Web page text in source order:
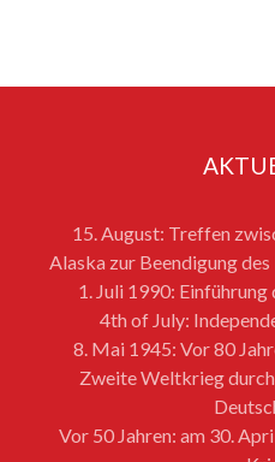
15. August: Treffen
Alaska zur Beendigung
1. Juli 1990:
4th of July:
8. Mai 1945: Vor 80
Zweite Weltkrieg
Vor 50 Jahren: am 30.